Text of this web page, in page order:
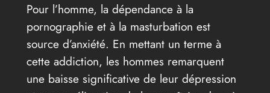
Pour l’homme, la dépendance à la
pornographie et à la masturbation est
source d’anxiété. En mettant un terme à
cette addiction, les hommes remarquent
une baisse significative de leur dépression